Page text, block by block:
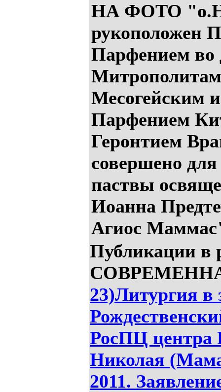
НА ФОТО
рукоположен
Парфением во
Месогейским
Парфением
Геронтием
совершено
паствы
Иоанна
Агиос
Публикации в
23)Литургия в
РосПЦ центра
Николая
2011.